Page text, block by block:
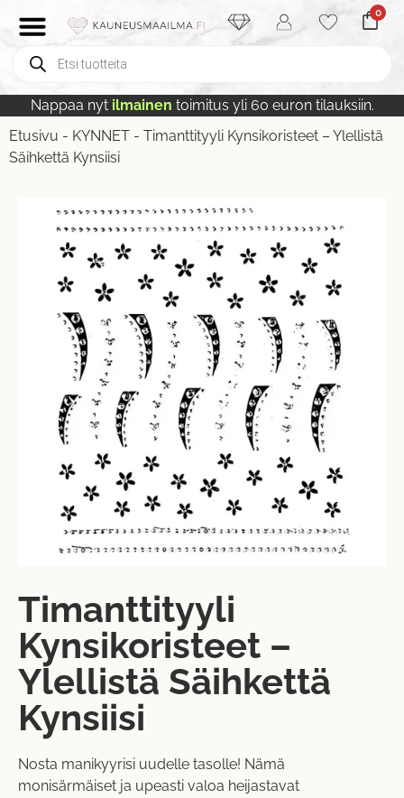
0
Nappaa nyt ilmainen toimitus yli 60 euron tilauksiin.
Etusivu - KYNNET - Timanttityyli Kynsikoristeet – Ylellistä
Säihkettä Kynsiisi
Timanttityyli
Kynsikoristeet –
Ylellistä Säihkettä
Kynsiisi
Nosta manikyyrisi uudelle tasolle! Nämä
monisärmäiset ja upeasti valoa heijastavat